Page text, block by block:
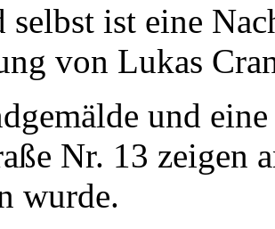
selbst ist eine
von Lukas
und
Nr. 13 zeigen
wurde.